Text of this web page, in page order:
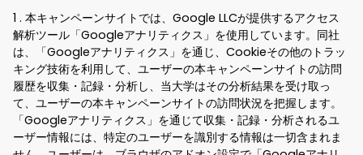
1 . 本キャンペーンサイトでは、Google LLCが提供するアクセス
解析ツール「Googleアナリティクス」を使用しています。同社
は、「Googleアナリティクス」を通じ、Cookieその他のトラッ
キング技術を利用して、ユーザーの本キャンペーンサイトの訪問
履歴を収集・記録・分析し、当大学はその分析結果を受け取っ
て、ユーザーの本キャンペーンサイトの訪問状況を把握します。
「Googleアナリティクス」を通じて収集・記録・分析されるユ
ーザー情報には、特定のユーザーを識別する情報は一切含まれま